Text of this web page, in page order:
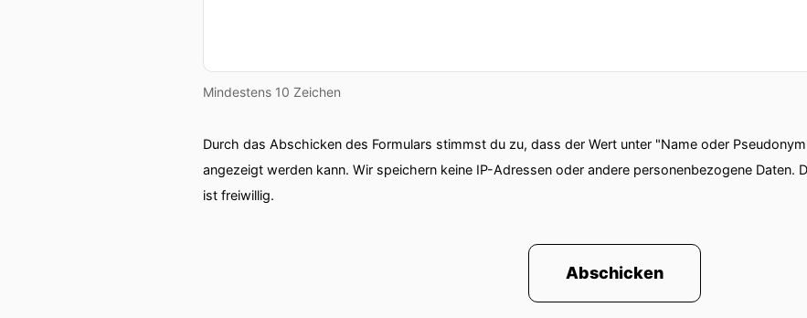
Mindestens 10 Zeichen
Durch das Abschicken des Formulars stimmst du zu, dass der Wert unter "Name oder
angezeigt werden kann. Wir speichern keine IP-Adressen oder andere personenbezogene Daten.
ist freiwillig.
Abschicken